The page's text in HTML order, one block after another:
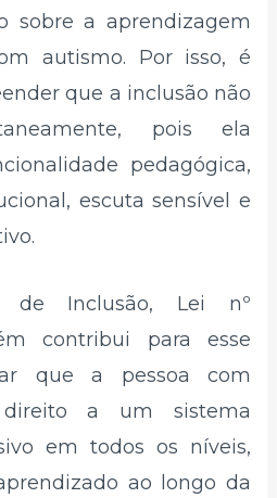
sobre a aprendizagem
autismo. Por isso, é
que a inclusão não
pois ela
pedagógica,
escuta sensível e
de Inclusão, Lei nº
contribui para esse
que a pessoa com
a um sistema
em todos os níveis,
ao longo da